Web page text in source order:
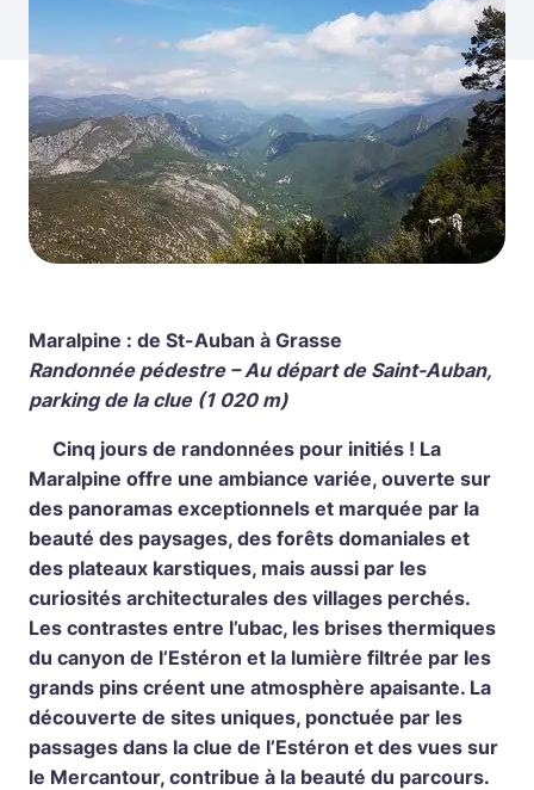
Maralpine : de St-Auban à Grasse
Randonnée pédestre – Au départ de Saint-Auban,
parking de la clue (1 020 m)
Cinq jours de randonnées pour initiés ! La
Maralpine offre une ambiance variée, ouverte sur
des panoramas exceptionnels et marquée par la
beauté des paysages, des forêts domaniales et
des plateaux karstiques, mais aussi par les
curiosités architecturales des villages perchés.
Les contrastes entre l’ubac, les brises thermiques
du canyon de l’Estéron et la lumière filtrée par les
grands pins créent une atmosphère apaisante. La
découverte de sites uniques, ponctuée par les
passages dans la clue de l’Estéron et des vues sur
le Mercantour, contribue à la beauté du parcours.